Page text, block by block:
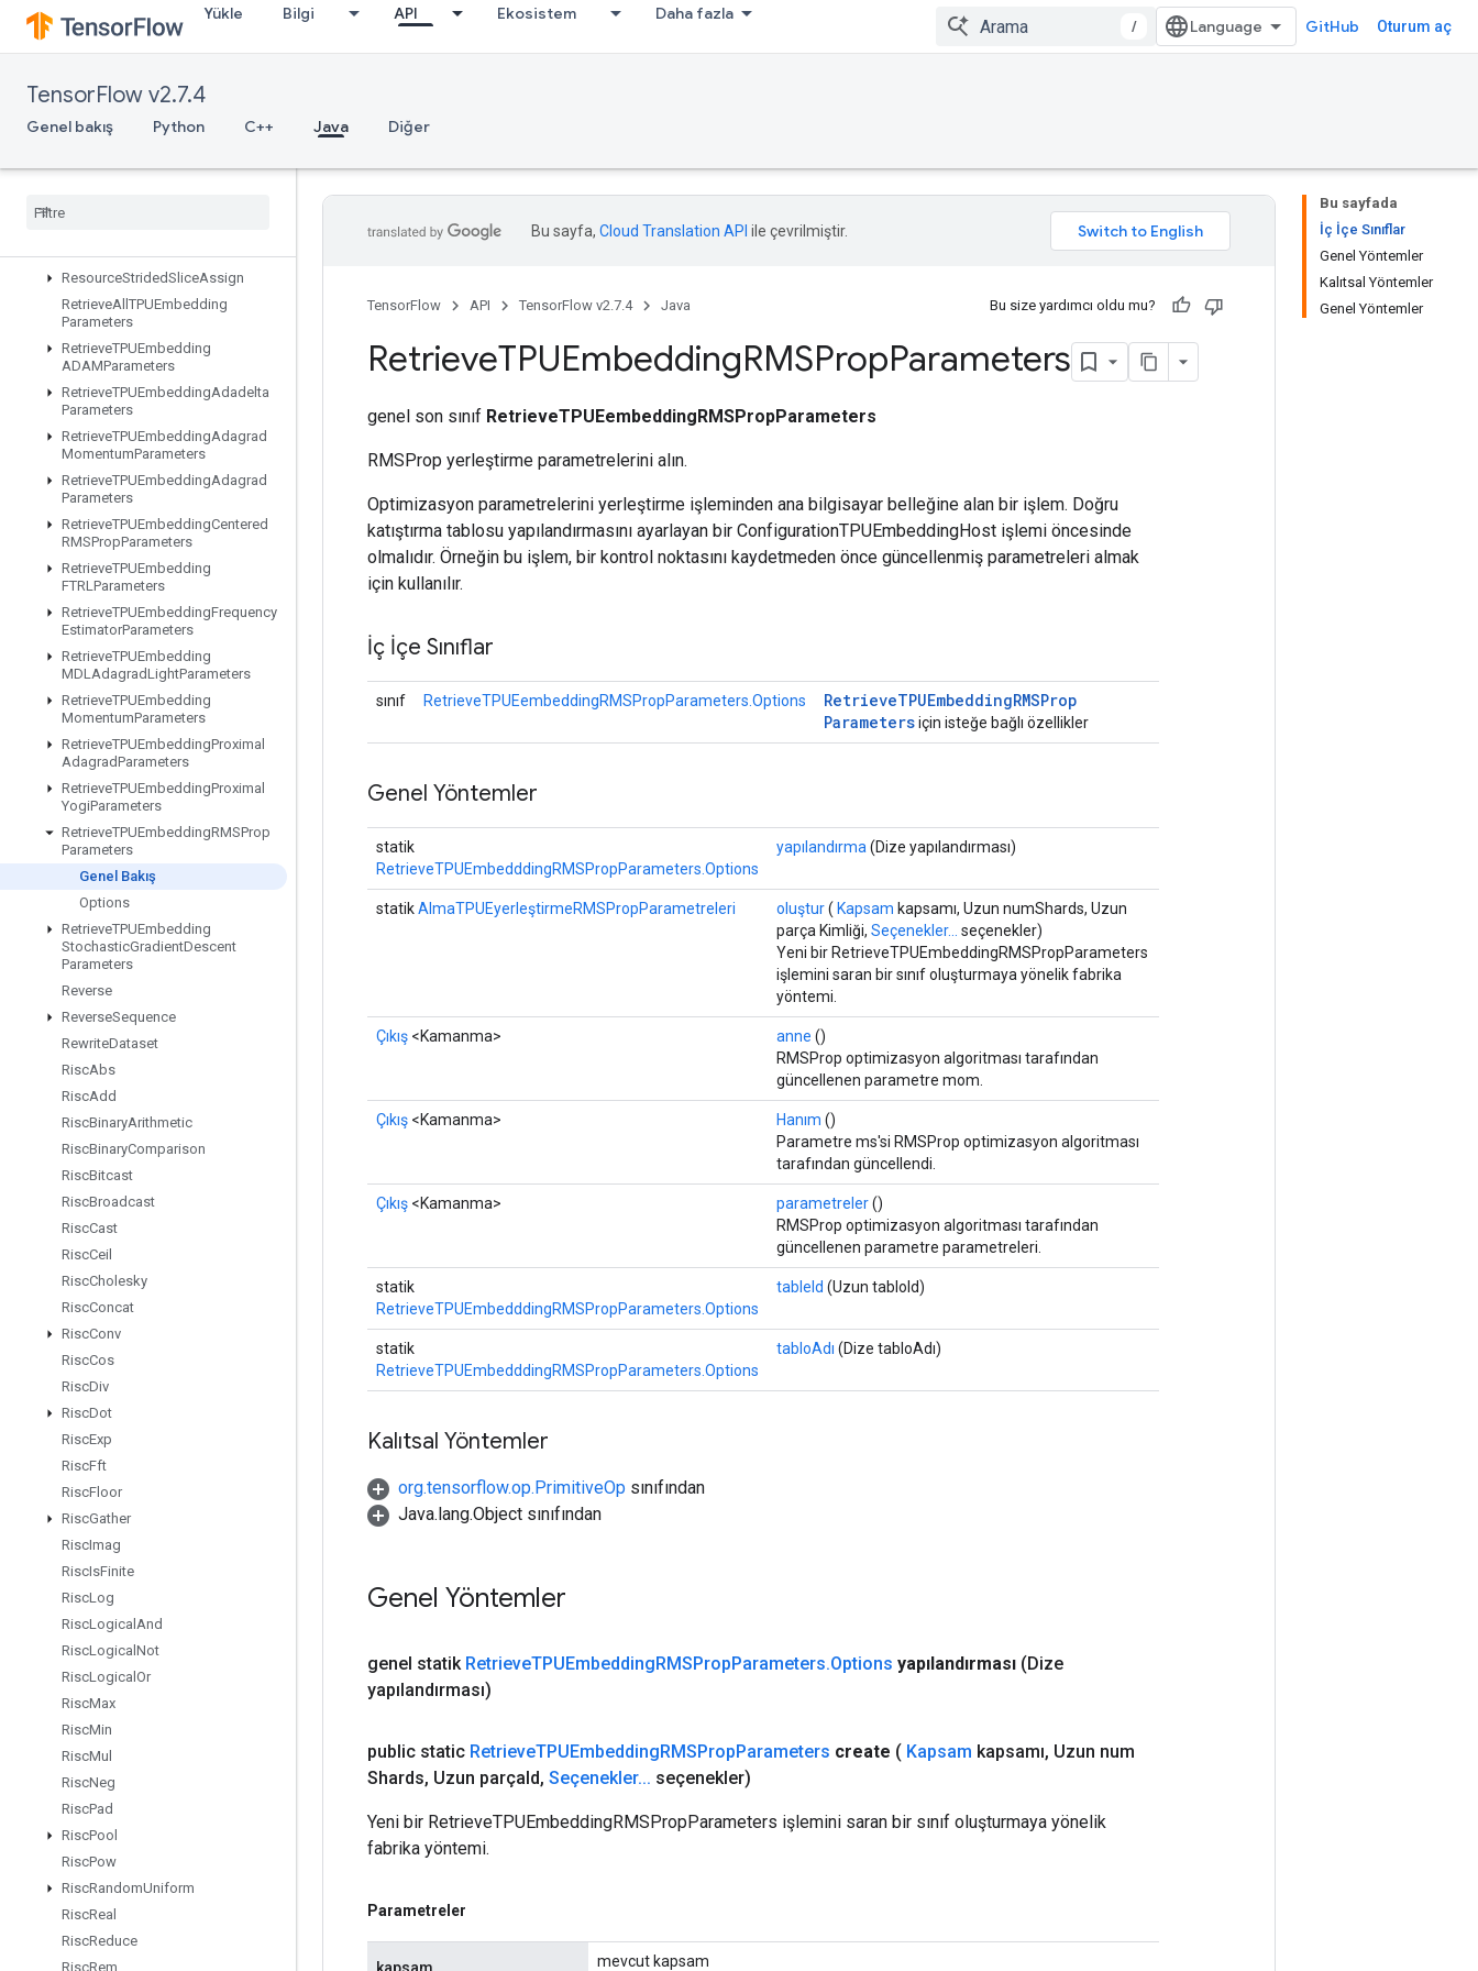
Yükle Bilgi API Ekosistem Daha fazla
/ GitHub Oturum aç
TensorFlow v2.7.4
Genel bakış Python C++ Java Diğer
ResourceScatterNdAdd
ResourceScatterNdMax
ResourceScatterNdSub
ResourceScatterNdUpdate
Resource
ResourceStridedSliceAssign
RetrieveAll TPUEmbedding
Parameters
RetrieveTPUEmbedding
ADAMParameters
RetrieveTPUEmbeddingAdadelta
Parameters
RetrieveTPUEmbeddingAdagrad
MomentumParameters
RetrieveTPUEmbeddingAdagrad
Parameters
RetrieveTPUEmbeddingCentered
RMSPropParameters
RetrieveTPUEmbedding
FTRLParameters
RetrieveTPUEmbeddingFrequency
EstimatorParameters
RetrieveTPUEmbedding
MDLAdagradLightParameters
RetrieveTPUEmbedding
MomentumParameters
RetrieveTPUEmbeddingProximal
AdagradParameters
RetrieveTPUEmbeddingProximal
YogiParameters
RetrieveTPUEmbeddingRMSProp
Parameters
Genel Bakış
Options
RetrieveTPUEmbedding
StochasticGradientDescent
Parameters
Reverse
ReverseSequence
RewriteDataset
RiscAbs
RiscAdd
RiscBinaryArithmetic
RiscBinaryComparison
RiscBitcast
RiscBroadcast
RiscCast
RiscCeil
RiscCholesky
RiscConcat
RiscConv
RiscCos
RiscDiv
RiscDot
RiscExp
RiscFft
RiscFloor
RiscGather
RiscImag
RiscIsFinite
RiscLog
RiscLogical And
RiscLogical Not
RiscLogical Or
RiscMax
RiscMin
RiscMul
RiscNeg
RiscPad
RiscPool
RiscPow
RiscRandomUniform
RiscReal
RiscReduce
RiscRem
Bu sayfada
İç İçe Sınıflar
Genel Yöntemler
Kalıtsal Yöntemler
Genel Yöntemler
Bu sayfa, Cloud Translation API ile çevrilmiştir.
TensorFlow API TensorFlow v2.7.4 Java Bu size yardımcı oldu mu?
RetrieveTPUEmbeddingRMSPropParameters
genel son sınıf RetrieveTPUEembeddingRMSPropParameters
RMSProp yerleştirme parametrelerini alın.
Optimizasyon parametrelerini yerleştirme işleminden ana bilgisayar belleğine alan bir işlem. Doğru
katıştırma tablosu yapılandırmasını ayarlayan bir ConfigurationTPUEmbeddingHost işlemi öncesinde
olmalıdır. Örneğin bu işlem, bir kontrol noktasını kaydetmeden önce güncellenmiş parametreleri almak
için kullanılır.
İç İçe Sınıflar
sınıf RetrieveTPUEembeddingRMSPropParameters.Options RetrieveTPUEmbeddingRMSProp
Parametersiçin isteğe bağlı özellikler
Genel Yöntemler
statik
RetrieveTPUEmbedddingRMSPropParameters.Options
yapılandırma (Dize yapılandırması)
statikAlmaTPUEyerleştirmeRMSPropParametreleri oluştur( Kapsam kapsamı, Uzun numShards, Uzun
parça Kimliği, Seçenekler...
seçenekler)
Yeni bir RetrieveTPUEmbeddingRMSPropParameters
işlemini saran bir sınıf oluşturmaya yönelik fabrika
yöntemi.
Çıkış <Kamanma> anne ()
RMSProp optimizasyon algoritması tarafından
güncellenen parametre mom.
Çıkış <Kamanma> Hanım ()
Parametre ms'si RMSProp optimizasyon algoritması
tarafından güncellendi.
Çıkış <Kamanma> parametreler()
RMSProp optimizasyon algoritması tarafından
güncellenen parametre parametreleri.
statik
RetrieveTPUEmbedddingRMSPropParameters.Options
tableId (Uzun tabloId)
statik
RetrieveTPUEmbedddingRMSPropParameters.Options
tabloAdı (Dize tabloAdı)
Kalıtsal Yöntemler
org.tensorflow.op.PrimitiveOp sınıfından
Java.lang.Object sınıfından
Genel Yöntemler
genel statik RetrieveTPUEmbeddingRMSPropParameters.Options yapılandırması (Dize
yapılandırması)
public static RetrieveTPUEmbeddingRMSPropParameters create ( Kapsam kapsamı, Uzun num
Shards, Uzun parçaId, Seçenekler... seçenekler)
Yeni bir RetrieveTPUEmbeddingRMSPropParameters işlemini saran bir sınıf oluşturmaya yönelik
fabrika yöntemi.
Parametreler
mevcut kapsam